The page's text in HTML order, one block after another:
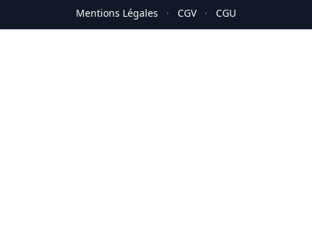
Mentions Légales · CGV · CGU